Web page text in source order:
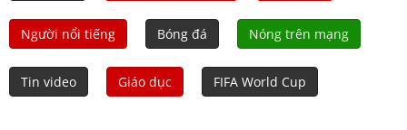
Người nổi tiếng Bóng đá Nóng trên mạng
Tin video Giáo dục FIFA World Cup